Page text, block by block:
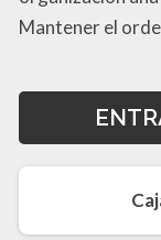
Mantener el